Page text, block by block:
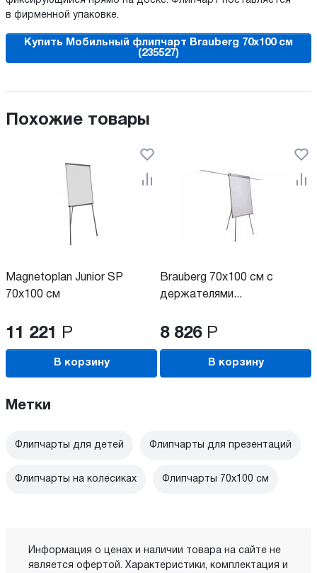
в фирменной упаковке.
Купить Мобильный флипчарт Brauberg 70x100 см
(235527)
Похожие товары
Magnetoplan Junior SP
70x100 см
11 221 Р
В корзину
Brauberg 70x100 см с
держателями...
8 826 Р
В корзину
Метки
Флипчарты для детей Флипчарты для презентаций
Флипчарты на колесиках Флипчарты 70x100 см
Информация о ценах и наличии товара на сайте не
является офертой. Характеристики, комплектация и